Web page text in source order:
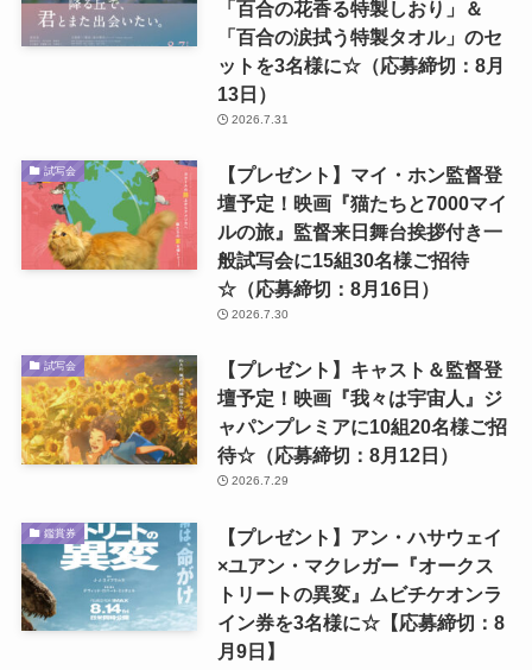
「百合の花香る特製しおり」＆
「百合の涙拭う特製タオル」のセ
ットを3名様に☆（応募締切：8月
13日）
2026.7.31
試写会
【プレゼント】マイ・ホン監督登
壇予定！映画『猫たちと7000マイ
ルの旅』監督来日舞台挨拶付き一
般試写会に15組30名様ご招待
☆（応募締切：8月16日）
2026.7.30
試写会
【プレゼント】キャスト＆監督登
壇予定！映画『我々は宇宙人』ジ
ャパンプレミアに10組20名様ご招
待☆（応募締切：8月12日）
2026.7.29
鑑賞券
【プレゼント】アン・ハサウェイ
×ユアン・マクレガー『オークス
トリートの異変』ムビチケオンラ
イン券を3名様に☆【応募締切：8
月9日】